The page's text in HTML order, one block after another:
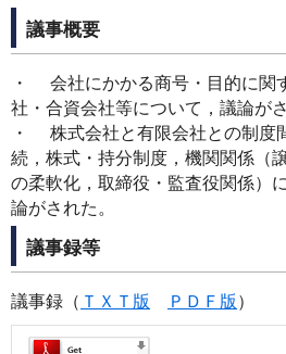
議事概要
・ 会社にかかる商号・目的に関
社・合資会社等について，議論がさ
・ 株式会社と有限会社との制度
続，株式・持分制度，機関関係（
の柔軟化，取締役・監査役関係）
論がされた。
議事録等
議事録（ ＴＸＴ版 ＰＤＦ版 ）